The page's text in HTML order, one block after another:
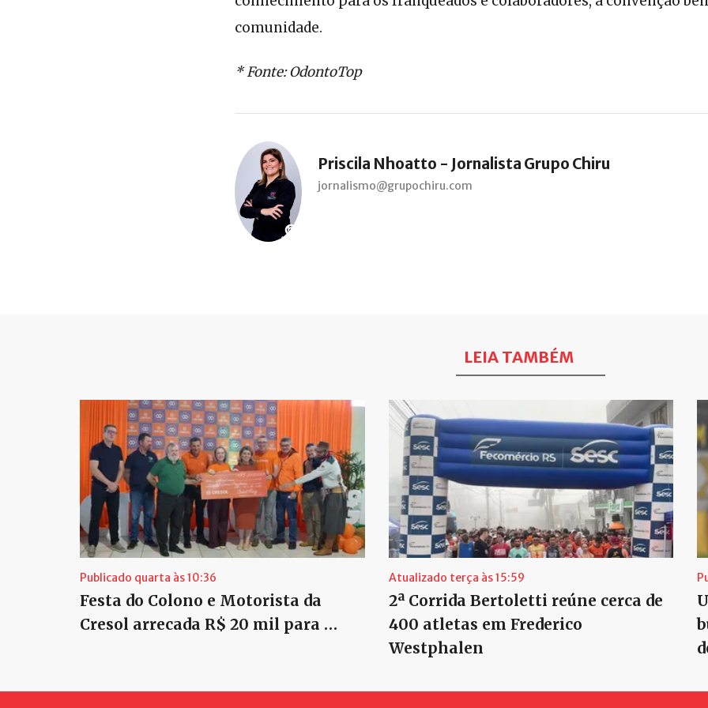
comunidade.
* Fonte: OdontoTop
Priscila Nhoatto - Jornalista Grupo Chiru
jornalismo@grupochiru.com
LEIA TAMBÉM
Publicado quarta às 10:36
Festa do Colono e Motorista da
Cresol arrecada R$ 20 mil para …
Atualizado terça às 15:59
2ª Corrida Bertoletti reúne cerca de
400 atletas em Frederico
Westphalen